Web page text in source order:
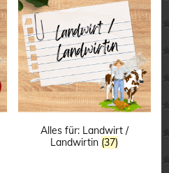
Alles für: Landwirt /
Landwirtin (37)